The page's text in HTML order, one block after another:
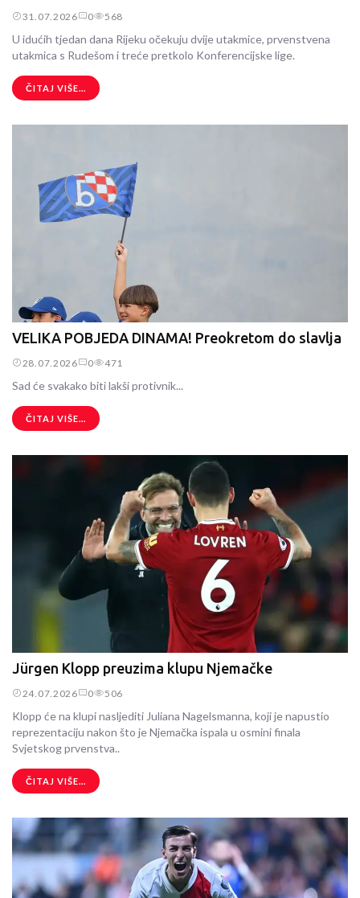
31.07.2026 0 568
U idućih tjedan dana Rijeku očekuju dvije utakmice, prvenstvena
utakmica s Rudešom i treće pretkolo Konferencijske lige.
ČITAJ VIŠE...
VELIKA POBJEDA DINAMA! Preokretom do slavlja
28.07.2026 0 471
Sad će svakako biti lakši protivnik...
ČITAJ VIŠE...
Jürgen Klopp preuzima klupu Njemačke
24.07.2026 0 506
Klopp će na klupi nasljediti Juliana Nagelsmanna, koji je napustio
reprezentaciju nakon što je Njemačka ispala u osmini finala
Svjetskog prvenstva..
ČITAJ VIŠE...